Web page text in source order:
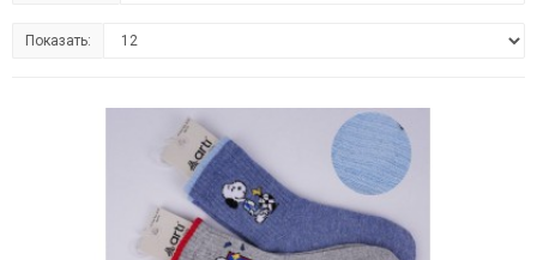
Показать: